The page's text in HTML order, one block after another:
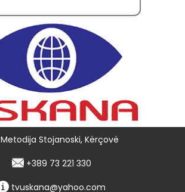
Metodija Stojanoski, Kërçovë
+389 73 221 330
tvuskana@yahoo.com